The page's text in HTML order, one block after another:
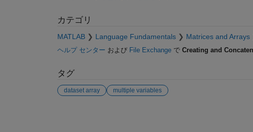
カテゴリ
MATLAB Language Fundamentals Matrices and Arrays
ヘルプ センター および File Exchangeで Creating and
タグ
dataset array multiple variables